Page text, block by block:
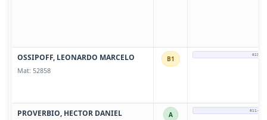
OSSIPOFF, LEONARDO MARCELO
Mat: 52858
B1 0237-
PROVERBIO, HECTOR DANIEL A 011-